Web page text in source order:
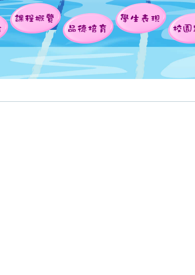
課程概覽
品德培育
學生表現
校